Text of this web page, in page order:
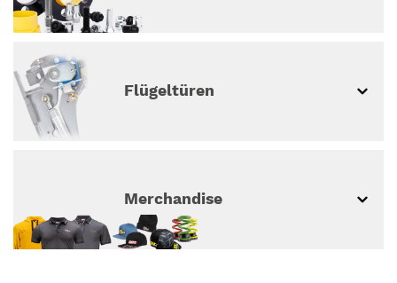
Flügeltüren
Merchandise